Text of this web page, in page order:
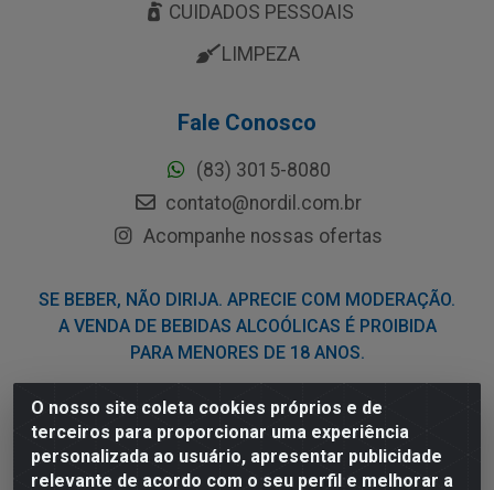
O nosso site coleta cookies próprios e de
terceiros para proporcionar uma experiência
personalizada ao usuário, apresentar publicidade
relevante de acordo com o seu perfil e melhorar a
CUIDADOS PESSOAIS
LIMPEZA
Fale Conosco
(83) 3015-8080
contato@nordil.com.br
Acompanhe nossas ofertas
SE BEBER, NÃO DIRIJA. APRECIE COM MODERAÇÃO.
A VENDA DE BEBIDAS ALCOÓLICAS É PROIBIDA
PARA MENORES DE 18 ANOS.
Nordil Distribuidora - Avenida Liberdade, 2738, Bloco F -
Sesi - Bayeux/PB - CEP 58.111-400 - CNPJ
03.775.813/0001-41